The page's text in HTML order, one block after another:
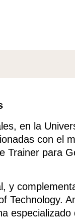
en la
con el
Trainer para
y
Technology.